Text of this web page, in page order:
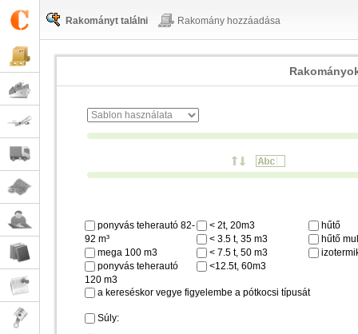
Rakományt találni Rakomány hozzáadása
ponyvás teherautó 82-
92 m³
mega 100 m3
ponyvás teherautó
120 m3
< 2t, 20m3
< 3.5 t, 35 m3
< 7.5 t, 50 m3
<12.5t, 60m3
hűtő
hűtő
a kereséskor vegye figyelembe a pótkocsi típusát
Súly: